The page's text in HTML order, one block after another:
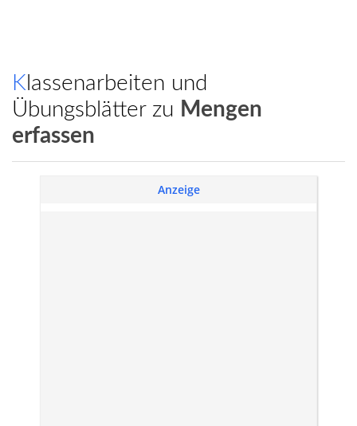
Klassenarbeiten und
Übungsblätter zu Mengen
erfassen
Anzeige